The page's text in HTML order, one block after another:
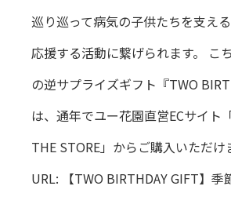
巡り巡って病気の子供たちを支え
応援する活動に繋げられます。 こ
の逆サプライズギフト『TWO
は、通年でユー花園直営ECサイト
THE STORE」からご購入いただけ
URL:
【TWO BIRTHDAY GIFT】季